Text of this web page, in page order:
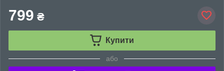
799 ₴
Купити
або